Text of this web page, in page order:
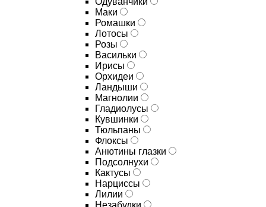
Маки
Ромашки
Лотосы
Розы
Васильки
Ирисы
Орхидеи
Ландыши
Магнолии
Гладиолусы
Кувшинки
Тюльпаны
Флоксы
Анютины глазки
Подсолнухи
Кактусы
Нарциссы
Лилии
Незабудки